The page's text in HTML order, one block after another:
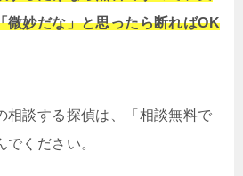
微妙だな」と思ったら断ればOK
相談する探偵は、「相談無料で
ください。